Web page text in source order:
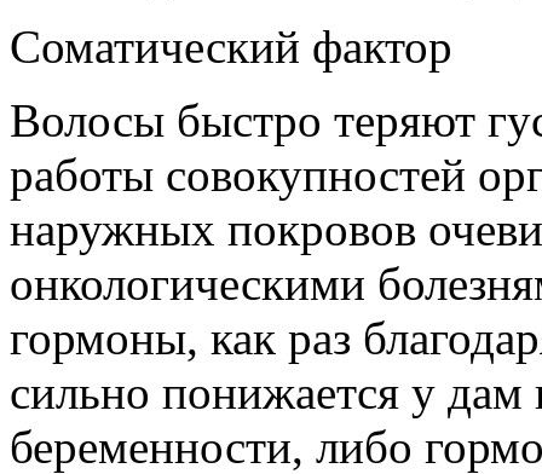
Соматический фактор
Волосы быстро теряют
работы совокупностей
наружных покровов
онкологическими
гормоны, как раз
сильно понижается у дам
беременности, либо